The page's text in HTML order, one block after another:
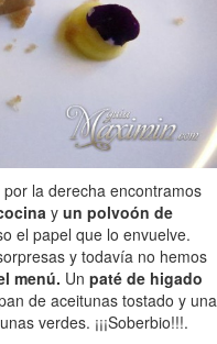
la derecha encontramos
y un polvoón de
el papel que lo envuelve.
y todavía no hemos
menú. Un paté de higado
de aceitunas tostado y una
verdes. ¡¡¡Soberbio!!!.